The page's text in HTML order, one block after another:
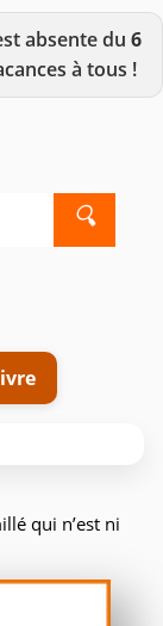
absente du 6
à tous !
🔍
qui n’est ni